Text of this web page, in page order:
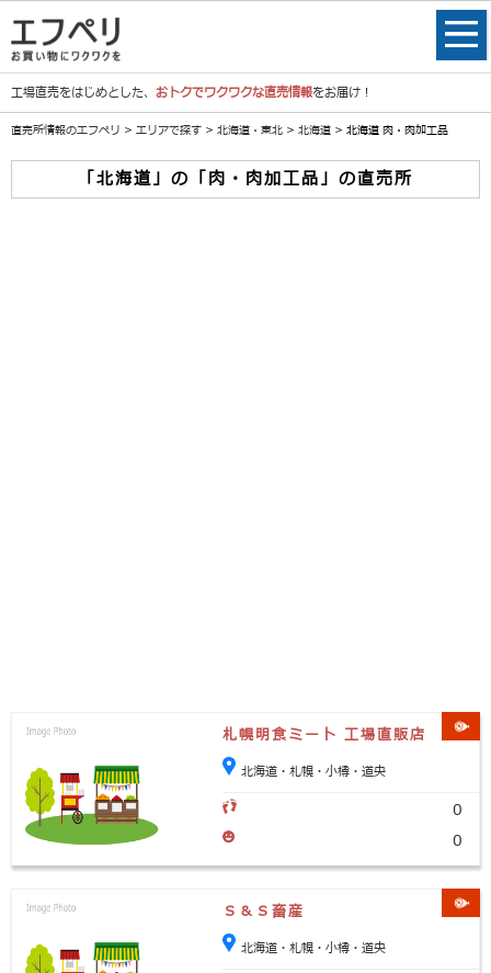
工場直売をはじめとした、 おトクでワクワクな直売情報をお届け！
直売所情報のエフペリ > エリアで探す > 北海道・東北 > 北海道 > 北海道 肉・肉加工品
「北海道」の「肉・肉加工品」の直売所
札幌明食ミート 工場直販店
北海道・札幌・小樽・道央
0
0
Ｓ＆Ｓ畜産
北海道・札幌・小樽・道央